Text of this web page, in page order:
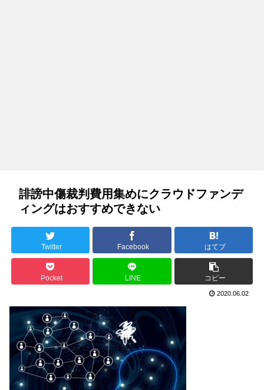
誹謗中傷裁判費用集めにクラウドファンデ
ィングはおすすめできない
Twitter Facebook はてブ
Pocket LINE コピー
2020.06.02